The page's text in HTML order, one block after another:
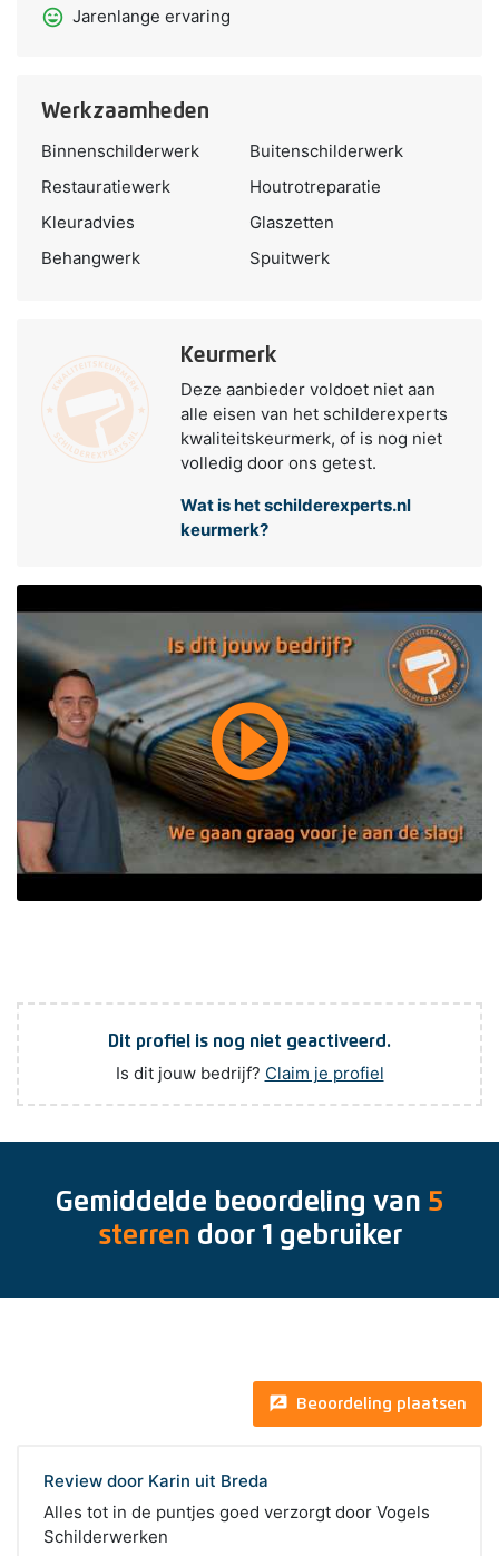
sentiment_very_satisfied Jarenlange ervaring
Werkzaamheden
Binnenschilderwerk
Buitenschilderwerk
Restauratiewerk
Houtrotreparatie
Kleuradvies
Glaszetten
Behangwerk
Spuitwerk
Keurmerk
Deze aanbieder voldoet niet aan
alle eisen van het schilderexperts
kwaliteitskeurmerk, of is nog niet
volledig door ons getest.
Wat is het schilderexperts.nl
keurmerk?
play_circle_outline
Dit profiel is nog niet geactiveerd.
Is dit jouw bedrijf? Claim je profiel
Gemiddelde beoordeling van 5
sterren door 1 gebruiker
rate_review Beoordeling plaatsen
Review door Karin uit Breda
Alles tot in de puntjes goed verzorgt door Vogels
Schilderwerken